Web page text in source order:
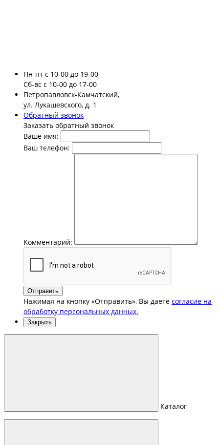
Пн-пт с 10-00 до 19-00
Сб-вс с 10-00 до 17-00
Петропавловск-Камчатский,
ул. Лукашевского, д. 1
Обратный звонок
Заказать обратный звонок
Ваше имя:
Ваш телефон:
Комментарий:
Отправить
Нажимая на кнопку «Отправить», Вы даете согласие на
обработку персональных данных.
Закрыть
Каталог